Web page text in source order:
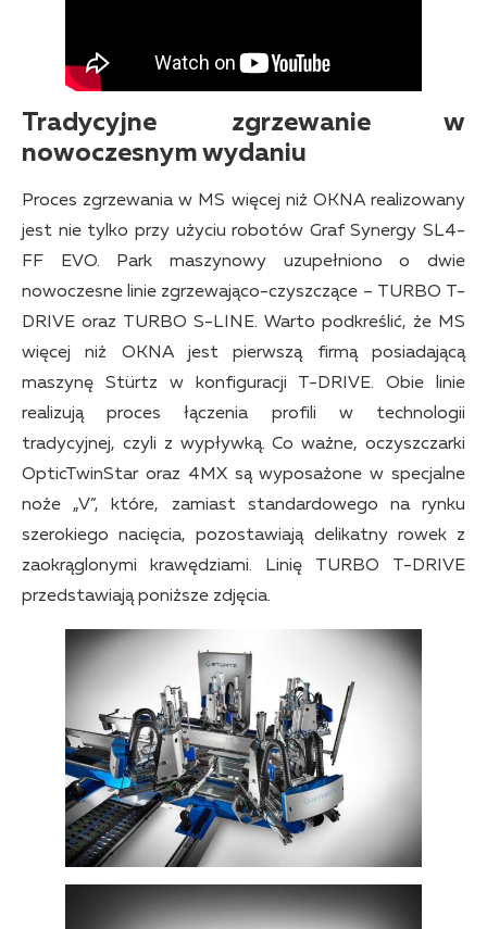
Tradycyjne zgrzewanie w
nowoczesnym wydaniu
Proces zgrzewania w MS więcej niż OKNA realizowany
jest nie tylko przy użyciu robotów Graf Synergy SL4-
FF EVO. Park maszynowy uzupełniono o dwie
nowoczesne linie zgrzewająco-czyszczące – TURBO T-
DRIVE oraz TURBO S-LINE. Warto podkreślić, że MS
więcej niż OKNA jest pierwszą firmą posiadającą
maszynę Stürtz w konfiguracji T-DRIVE. Obie linie
realizują proces łączenia profili w technologii
tradycyjnej, czyli z wypływką. Co ważne, oczyszczarki
OpticTwinStar oraz 4MX są wyposażone w specjalne
noże „V”, które, zamiast standardowego na rynku
szerokiego nacięcia, pozostawiają delikatny rowek z
zaokrąglonymi krawędziami. Linię TURBO T-DRIVE
przedstawiają poniższe zdjęcia.